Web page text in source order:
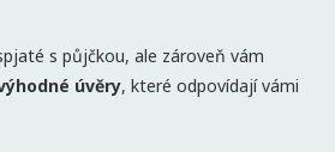
s půjčkou, ale zároveň vám
úvěry, které odpovídají vámi